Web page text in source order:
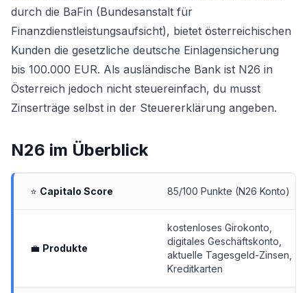
durch die BaFin (Bundesanstalt für
Finanzdienstleistungsaufsicht), bietet österreichischen
Kunden die gesetzliche deutsche Einlagensicherung
bis 100.000 EUR. Als ausländische Bank ist N26 in
Österreich jedoch nicht steuereinfach, du musst
Zinserträge selbst in der Steuererklärung angeben.
N26 im Überblick
⭐ Capitalo Score 85/100 Punkte (N26 Konto)
💼 Produkte
kostenloses Girokonto
digitales Geschäftskonto
aktuelle Tagesgeld-Zinsen
Kreditkarten